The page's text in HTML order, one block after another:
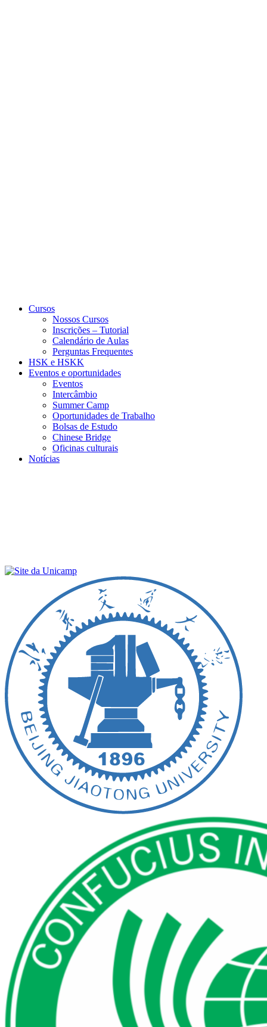
Cursos
Nossos Cursos
Inscrições – Tutorial
Calendário de Aulas
Perguntas Frequentes
HSK e HSKK
Eventos e oportunidades
Eventos
Intercâmbio
Summer Camp
Oportunidades de Trabalho
Bolsas de Estudo
Chinese Bridge
Oficinas culturais
Notícias